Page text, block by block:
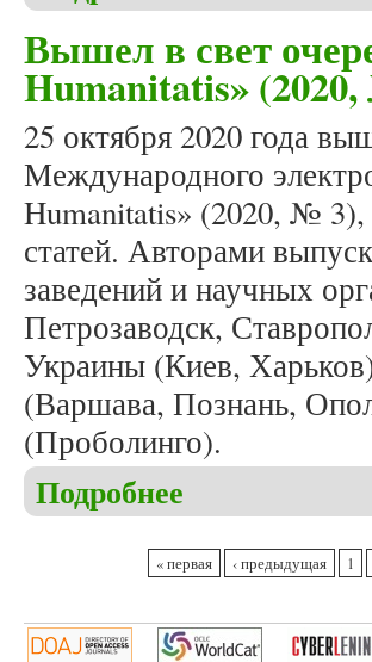
Вышел в свет
Humanitatis»
25 октября 2020 года
Международного
Humanitatis» (2020, № 3),
статей. Авторами
заведений и научных
Петрозаводск,
Украины (Киев,
(Варшава, Познань,
(Проболинго).
Подробнее
« первая ‹ предыдущая 1